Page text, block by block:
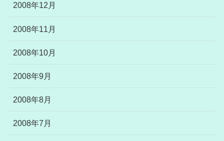
2008年12月
2008年11月
2008年10月
2008年9月
2008年8月
2008年7月